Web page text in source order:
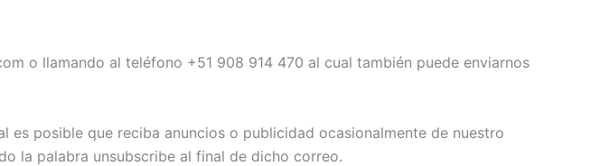
o llamando al teléfono +51 908 914 470 al cual también puede enviarnos
posible que reciba anuncios o publicidad ocasionalmente de nuestro
la palabra unsubscribe al final de dicho correo.